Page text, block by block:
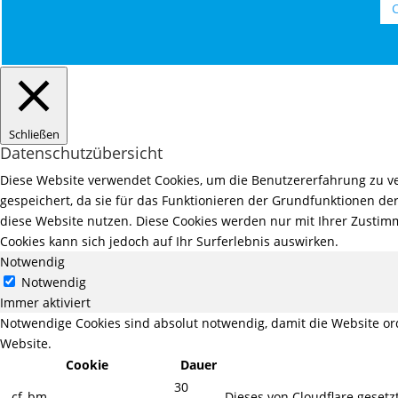
Schließen
Datenschutzübersicht
Diese Website verwendet Cookies, um die Benutzererfahrung zu
gespeichert, da sie für das Funktionieren der Grundfunktionen
diese Website nutzen. Diese Cookies werden nur mit Ihrer
Cookies kann sich jedoch auf Ihr Surferlebnis auswirken.
Notwendig
Notwendig
Immer aktiviert
Notwendige Cookies sind absolut notwendig, damit die Website
Website.
Cookie
Dauer
30